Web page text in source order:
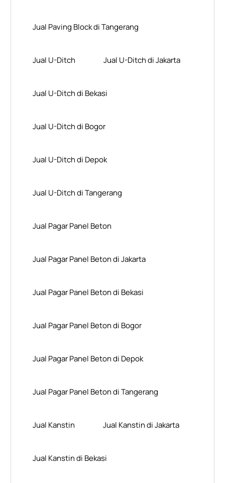
Jual Paving Block di Tangerang
Jual U-Ditch Jual U-Ditch di Jakarta
Jual U-Ditch di Bekasi
Jual U-Ditch di Bogor
Jual U-Ditch di Depok
Jual U-Ditch di Tangerang
Jual Pagar Panel Beton
Jual Pagar Panel Beton di Jakarta
Jual Pagar Panel Beton di Bekasi
Jual Pagar Panel Beton di Bogor
Jual Pagar Panel Beton di Depok
Jual Pagar Panel Beton di Tangerang
Jual Kanstin Jual Kanstin di Jakarta
Jual Kanstin di Bekasi